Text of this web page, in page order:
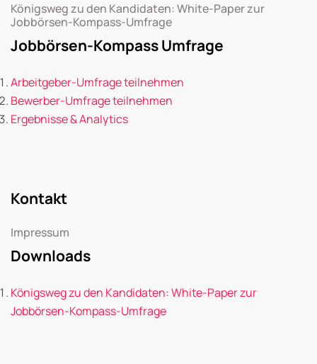
Königsweg zu den Kandidaten: White-Paper zur
Jobbörsen-Kompass-Umfrage
Jobbörsen-Kompass Umfrage
Arbeitgeber-Umfrage teilnehmen
Bewerber-Umfrage teilnehmen
Ergebnisse & Analytics
Kontakt
Impressum
Downloads
Königsweg zu den Kandidaten: White-Paper zur
Jobbörsen-Kompass-Umfrage